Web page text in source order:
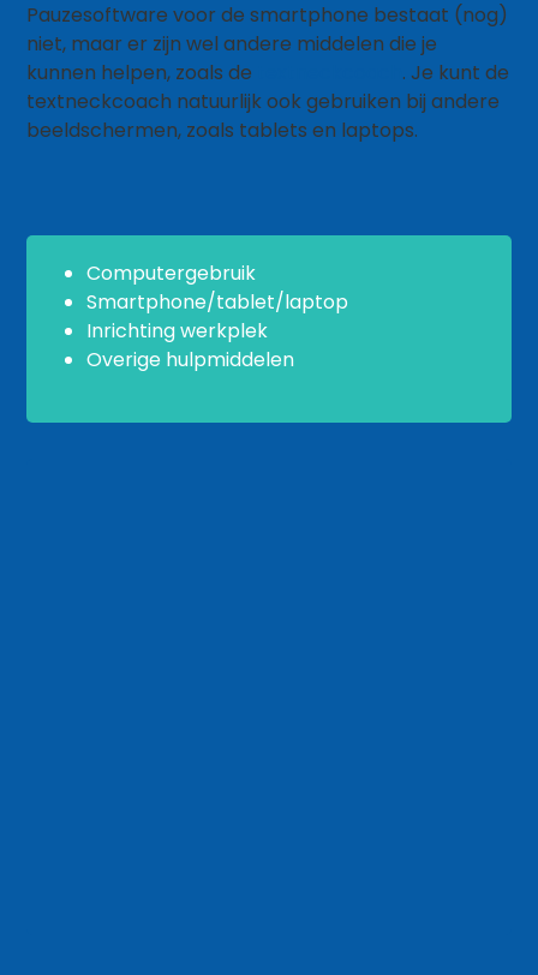
Pauzesoftware voor de smartphone bestaat (nog)
niet, maar er zijn wel andere middelen die je
kunnen helpen, zoals de
. Je kunt de
textneckcoach natuurlijk ook gebruiken bij andere
beeldschermen, zoals tablets en laptops.
Computergebruik
Smartphone/tablet/laptop
Inrichting werkplek
Overige hulpmiddelen